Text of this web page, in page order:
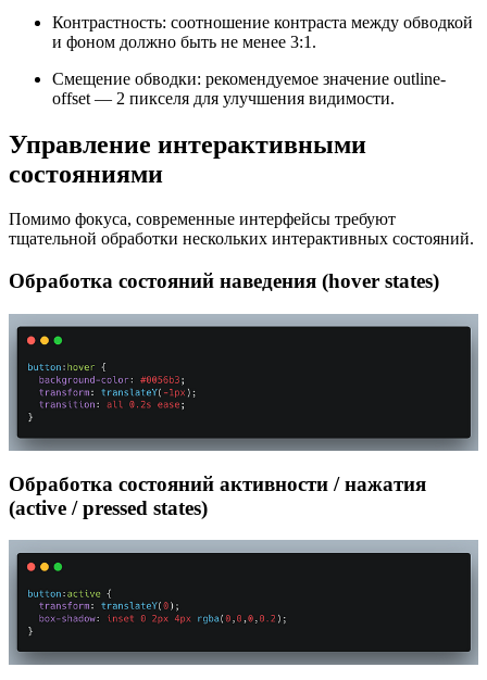
Контрастность: соотношение контраста между обводкой
и фоном должно быть не менее 3:1.
Смещение обводки: рекомендуемое значение outline-
offset — 2 пикселя для улучшения видимости.
Управление интерактивными
состояниями
Помимо фокуса, современные интерфейсы требуют
тщательной обработки нескольких интерактивных состояний.
Обработка состояний наведения (hover states)
Обработка состояний активности / нажатия
(active / pressed states)